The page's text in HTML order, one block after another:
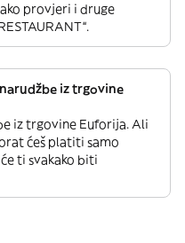
provjeri i druge
iz trgovine
iz trgovine Euforija. Ali
ćeš platiti samo
ti svakako biti